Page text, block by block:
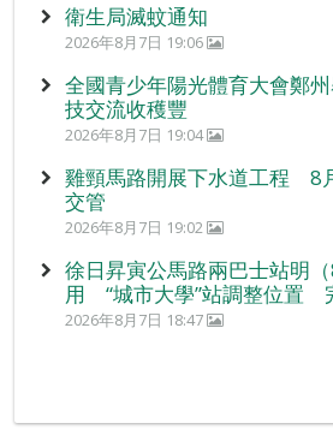
衛生局滅蚊通知
2026年8月7日 19:06
全國青少年陽光體育大會鄭
技交流收穫豐
2026年8月7日 19:04
雞頸馬路開展下水道工程 8
交管
2026年8月7日 19:02
徐日昇寅公馬路兩巴士站明
用 “城市大學”站調整位置
2026年8月7日 18:47